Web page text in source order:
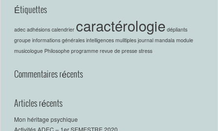
Étiquettes
adec adhésions calendrier caractérologie dépliants
groupe informations générales intelligences mulitiples journal mandala module
musicologue Philosophe programme revue de presse stress
Commentaires récents
Articles récents
Mon héritage psychique
Activités ADEC – 1er SEMESTRE 2020